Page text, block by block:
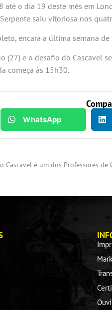
até o dia 19 deste mês em
saiu vitoriosa nos
encara a última semana
(27) e o desafio do Cascavel
começa às 15h30.
WhatsApp